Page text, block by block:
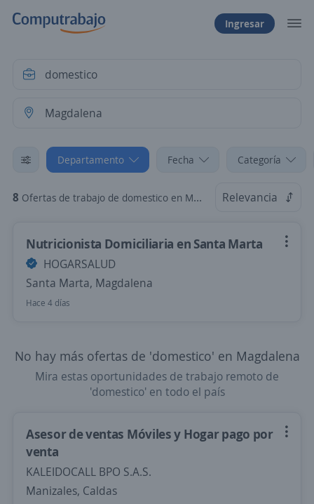
Ingresar
Departamento Fecha Categoría
8 Ofertas de trabajo de domestico en Magdalena Relevancia
Nutricionista Domiciliaria en Santa Marta
HOGARSALUD
Santa Marta, Magdalena
Hace 4 días
No hay más ofertas de 'domestico' en Magdalena
Mira estas oportunidades de trabajo remoto de
'domestico' en todo el país
Asesor de ventas Móviles y Hogar pago por
venta
KALEIDOCALL BPO S.A.S.
Manizales, Caldas